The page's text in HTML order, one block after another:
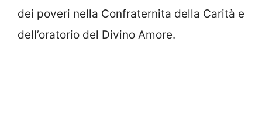
dei poveri nella Confraternita della Carità e
dell’oratorio del Divino Amore.